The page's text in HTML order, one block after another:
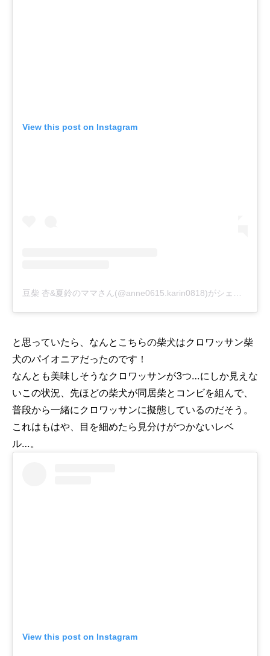
View this post on Instagram
と思っていたら、なんとこちらの柴犬はクロワッサン柴
犬のパイオニアだったのです！
なんとも美味しそうなクロワッサンが3つ…にしか見えな
いこの状況、先ほどの柴犬が同居柴とコンビを組んで、
普段から一緒にクロワッサンに擬態しているのだそう。
これはもはや、目を細めたら見分けがつかないレベ
ル…。
View this post on Instagram